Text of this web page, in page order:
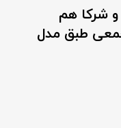
و شرکا هم
طبق مدل